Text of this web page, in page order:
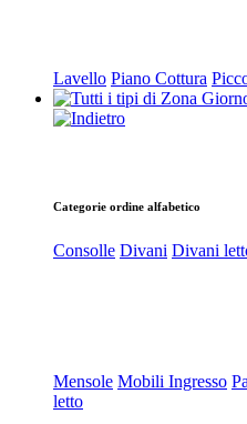
Lavello Piano Cottura
Categorie ordine alfabetico
Consolle Divani Divani
Mensole Mobili Ingresso
letto